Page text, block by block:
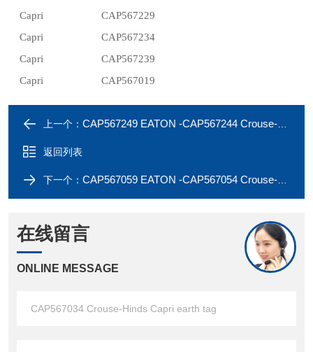
Capri
CAP567229
Capri
CAP567234
Capri
CAP567239
Capri
CAP567019
上一个： CAP567249 EATON -CAP567244 Crouse-Hinds Capri earth tag
返回列表
下一个： CAP567059 EATON -CAP567054 Crouse-Hinds Capri earth tag
在线留言
ONLINE MESSAGE